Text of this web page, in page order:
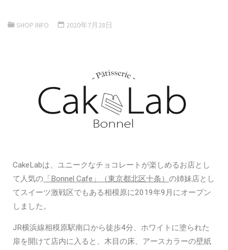
SHOP INFO 2020年7月28日
CakeLabは、ユニークなチョコレートが楽しめるお店とし
て人気の 「Bonnel Cafe」（東京都北区十条）の姉妹店とし
てスイーツ激戦区でもある相模原に2019年9月にオープン
しました。
JR横浜線相模原駅南口から徒歩4分、ホワイトに塗られた
扉を開けて店内に入ると、木目の床、アースカラーの壁紙